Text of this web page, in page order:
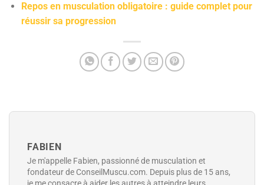
Repos en musculation obligatoire : guide complet pour
réussir sa progression
FABIEN
Je m'appelle Fabien, passionné de musculation et
fondateur de ConseilMuscu.com. Depuis plus de 15 ans,